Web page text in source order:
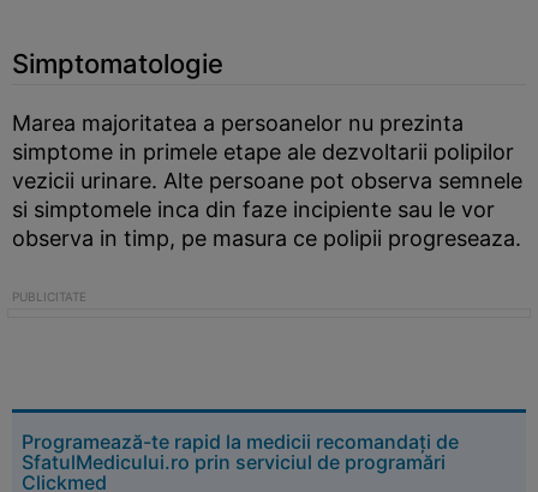
Simptomatologie
Marea majoritatea a persoanelor nu prezinta
simptome in primele etape ale dezvoltarii polipilor
vezicii urinare. Alte persoane pot observa semnele
si simptomele inca din faze incipiente sau le vor
observa in timp, pe masura ce polipii progreseaza.
Programează-te rapid la medicii recomandați de
SfatulMedicului.ro prin serviciul de programări
Clickmed